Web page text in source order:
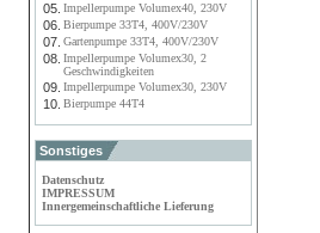
05. Impellerpumpe Volumex40, 230V
06. Bierpumpe 33T4, 400V/230V
07. Gartenpumpe 33T4, 400V/230V
08. Impellerpumpe Volumex30, 2
Geschwindigkeiten
09. Impellerpumpe Volumex30, 230V
10. Bierpumpe 44T4
Sonstiges
Datenschutz
IMPRESSUM
Innergemeinschaftliche Lieferung